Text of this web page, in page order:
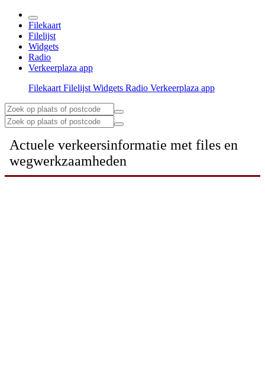
Filekaart
Filelijst
Widgets
Radio
Verkeerplaza app
Filekaart Filelijst Widgets Radio Verkeerplaza app
Actuele verkeersinformatie met files en
wegwerkzaamheden